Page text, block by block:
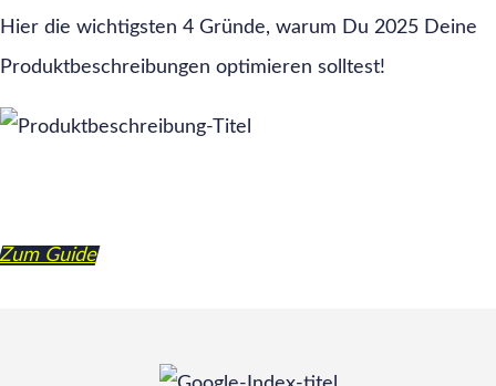
Hier die wichtigsten 4 Gründe, warum Du 2025 Deine
Produktbeschreibungen optimieren solltest!
Guide